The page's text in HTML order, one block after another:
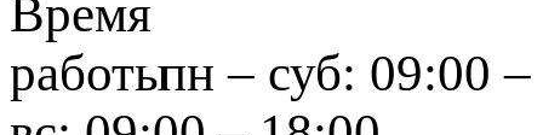
пн – суб: 09:00 –